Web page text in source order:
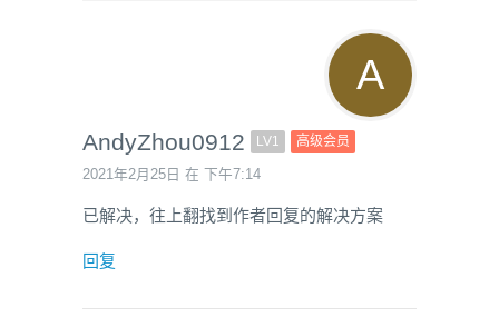
AndyZhou0912 LV1 高级会员
2021年2月25日 在 下午7:14
已解决，往上翻找到作者回复的解决方案
回复